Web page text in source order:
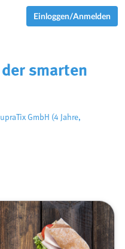
Einloggen/Anmelden
smarten
GmbH (4 Jahre,